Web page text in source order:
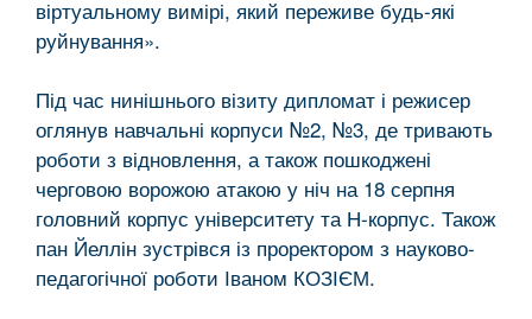
віртуальному вимірі, який переживе будь-які
руйнування».
Під час нинішнього візиту дипломат і режисер
оглянув навчальні корпуси №2, №3, де тривають
роботи з відновлення, а також пошкоджені
черговою ворожою атакою у ніч на 18 серпня
головний корпус університету та Н-корпус. Також
пан Йеллін зустрівся із проректором з науково-
педагогічної роботи Іваном КОЗІЄМ.